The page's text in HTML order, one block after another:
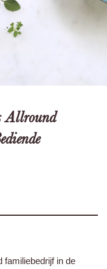
Allround
familiebedrijf in de